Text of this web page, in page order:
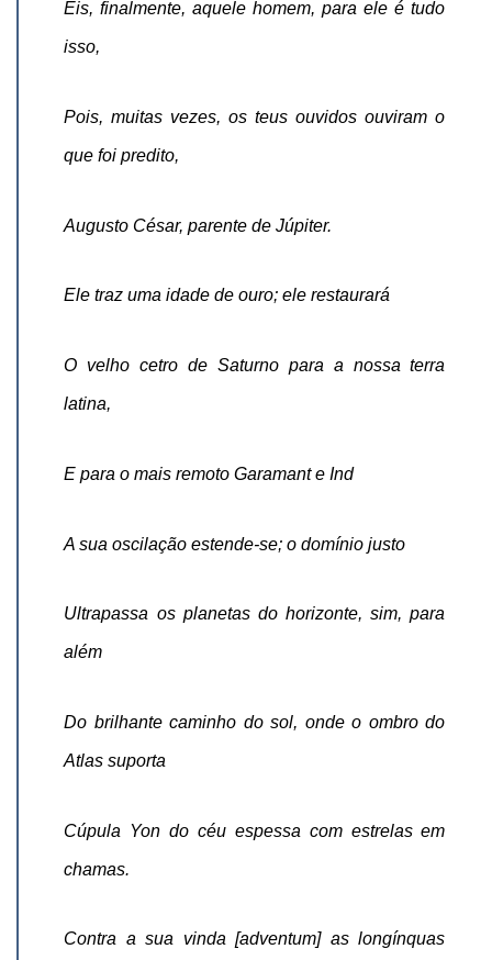
Eis, finalmente, aquele homem, para ele é tudo
isso,
Pois, muitas vezes, os teus ouvidos ouviram o
que foi predito,
Augusto César, parente de Júpiter.
Ele traz uma idade de ouro; ele restaurará
O velho cetro de Saturno para a nossa terra
latina,
E para o mais remoto Garamant e Ind
A sua oscilação estende-se; o domínio justo
Ultrapassa os planetas do horizonte, sim, para
além
Do brilhante caminho do sol, onde o ombro do
Atlas suporta
Cúpula Yon do céu espessa com estrelas em
chamas.
Contra a sua vinda [adventum] as longínquas